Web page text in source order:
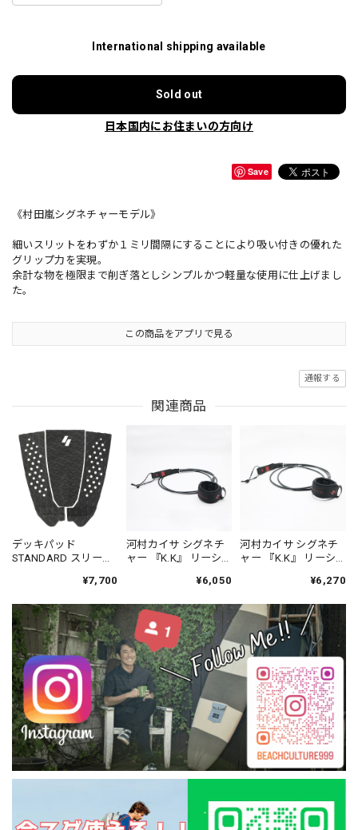
International shipping available
Sold out
日本国内にお住まいの方向け
Save
《村田嵐シグネチャーモデル》
細いスリットをわずか１ミリ間隔にすることにより吸い付きの優れた
グリップ力を実現。
余計な物を極限まで削ぎ落としシンプルかつ軽量な使用に仕上げまし
た。
この商品をアプリで見る
通報する
関連商品
デッキパッド
STANDARD スリーピ
¥7,700
河村カイサ シグネチ
ャー 『K.K』 リーシ
ションモデル 6'0FT -
¥6,050
河村カイサ シグネチ
ャー 『K.K』 リーシ
¥6,270